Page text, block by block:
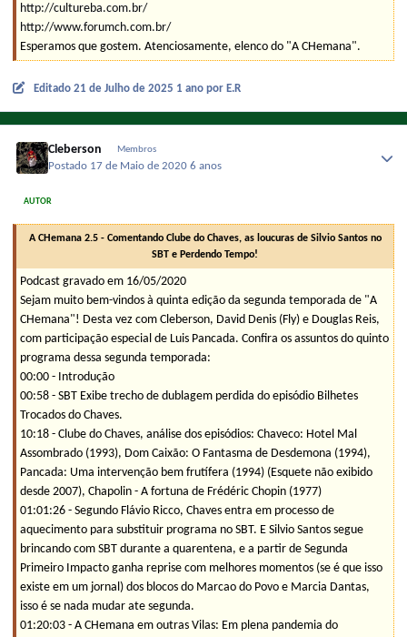
http://cultureba.com.br/
http://www.forumch.com.br/
Esperamos que gostem. Atenciosamente, elenco do "A CHemana".
Editado 21 de Julho de 2025 1 ano por E.R
Cleberson Membros
Postado 17 de Maio de 20206 anos
AUTOR
A CHemana 2.5 - Comentando Clube do Chaves, as loucuras de Silvio Santos no
SBT e Perdendo Tempo!
Podcast gravado em 16/05/2020
Sejam muito bem-vindos à quinta edição da segunda temporada de "A
CHemana"! Desta vez com Cleberson, David Denis (Fly) e Douglas Reis,
com participação especial de Luis Pancada. Confira os assuntos do quinto
programa dessa segunda temporada:
00:00 - Introdução
00:58 - SBT Exibe trecho de dublagem perdida do episódio Bilhetes
Trocados do Chaves.
10:18 - Clube do Chaves, análise dos episódios: Chaveco: Hotel Mal
Assombrado (1993), Dom Caixão: O Fantasma de Desdemona (1994),
Pancada: Uma intervenção bem frutífera (1994) (Esquete não exibido
desde 2007), Chapolin - A fortuna de Frédéric Chopin (1977)
01:01:26 - Segundo Flávio Ricco, Chaves entra em processo de
aquecimento para substituir programa no SBT. E Silvio Santos segue
brincando com SBT durante a quarentena, e a partir de Segunda
Primeiro Impacto ganha reprise com melhores momentos (se é que isso
existe em um jornal) dos blocos do Marcao do Povo e Marcia Dantas,
isso é se nada mudar ate segunda.
01:20:03 - A CHemana em outras Vilas: Em plena pandemia do